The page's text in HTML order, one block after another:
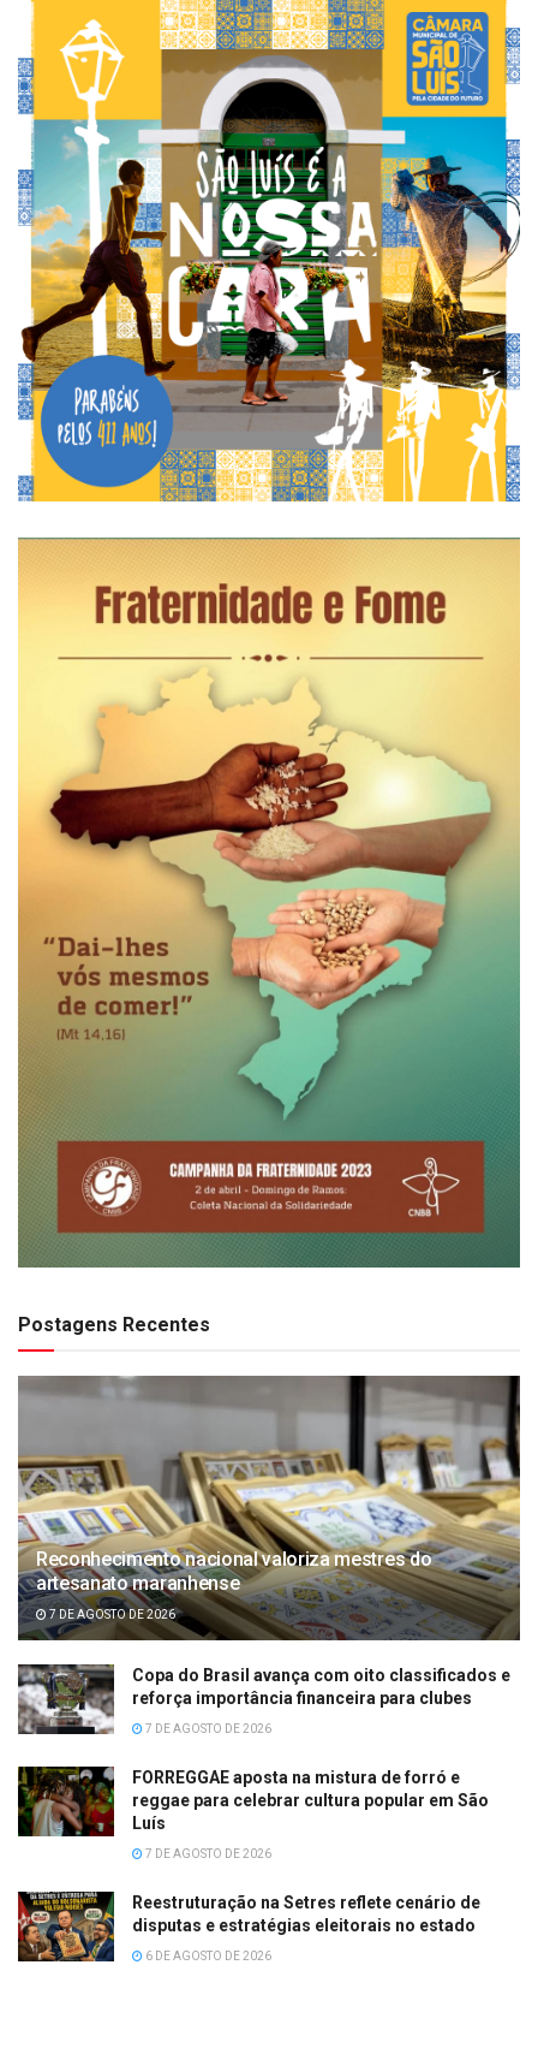
Postagens Recentes
Reconhecimento nacional valoriza mestres do
artesanato maranhense
7 DE AGOSTO DE 2026
Copa do Brasil avança com oito classificados e
reforça importância financeira para clubes
7 DE AGOSTO DE 2026
FORREGGAE aposta na mistura de forró e
reggae para celebrar cultura popular em São
Luís
7 DE AGOSTO DE 2026
Reestruturação na Setres reflete cenário de
disputas e estratégias eleitorais no estado
6 DE AGOSTO DE 2026